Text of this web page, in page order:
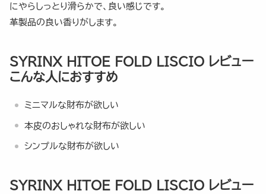
にやらしっとり滑らかで、良い感じです。
革製品の良い香りがします。
SYRINX HITOE FOLD LISCIO レビュー
こんな人におすすめ
ミニマルな財布が欲しい
本皮のおしゃれな財布が欲しい
シンプルな財布が欲しい
SYRINX HITOE FOLD LISCIO レビュー